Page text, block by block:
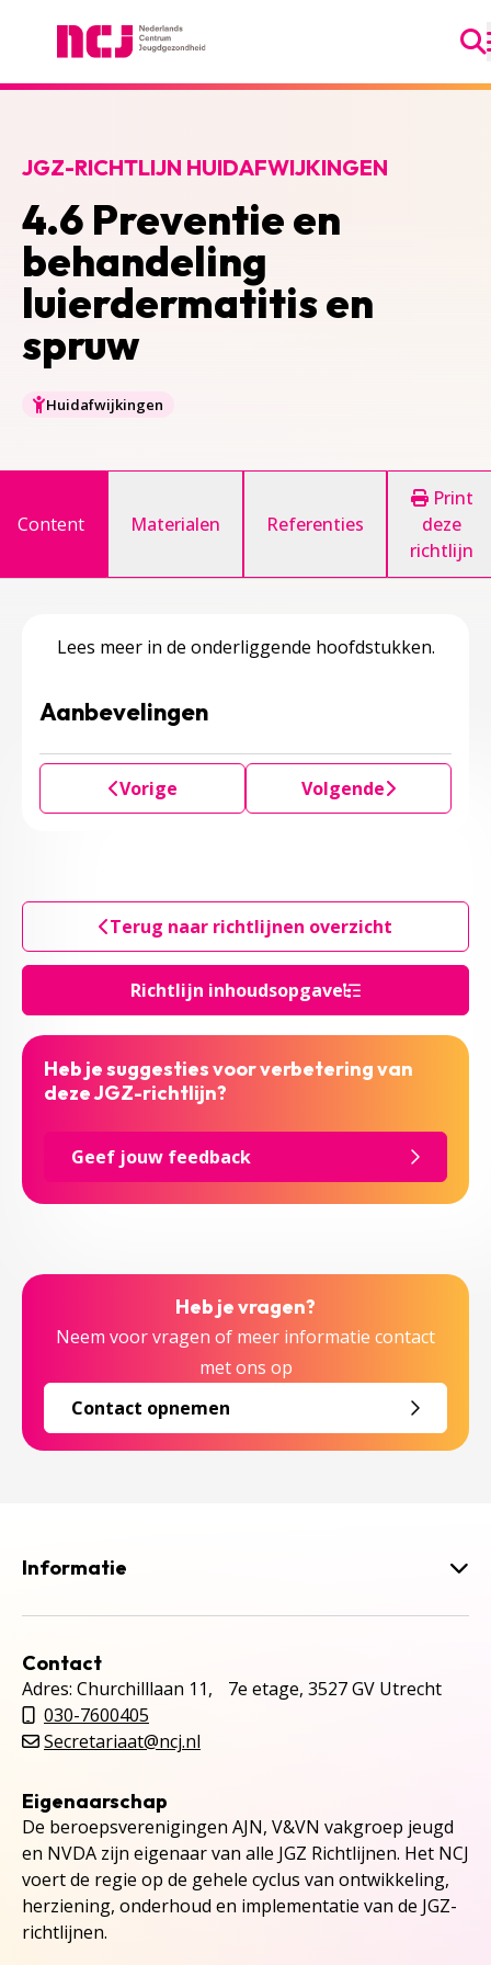
4.6 Preventie en
behandeling
luierdermatitis en
spruw
JGZ-RICHTLIJN HUIDAFWIJKINGEN
Huidafwijkingen
Richtlijn inhoudsopgave
Content Materialen Referenties
Print
deze
richtlijn
Lees meer in de onderliggende hoofdstukken.
Aanbevelingen
Vorige Volgende
Terug naar richtlijnen overzicht
Heb je suggesties voor verbetering van
deze JGZ-richtlijn?
Geef jouw feedback
Heb je vragen?
Neem voor vragen of meer informatie contact
met ons op
Contact opnemen
Informatie
Contact
Adres: Churchilllaan 11, 7e etage, 3527 GV Utrecht
030-7600405
Secretariaat@ncj.nl
Eigenaarschap
De beroepsverenigingen AJN, V&VN vakgroep jeugd
en NVDA zijn eigenaar van alle JGZ Richtlijnen. Het NCJ
voert de regie op de gehele cyclus van ontwikkeling,
herziening, onderhoud en implementatie van de JGZ-
richtlijnen.